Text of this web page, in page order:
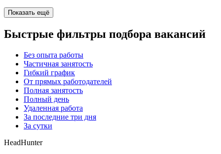
Показать ещё
Быстрые фильтры подбора вакансий
Без опыта работы
Частичная занятость
Гибкий график
От прямых работодателей
Полная занятость
Полный день
Удаленная работа
За последние три дня
За сутки
HeadHunter